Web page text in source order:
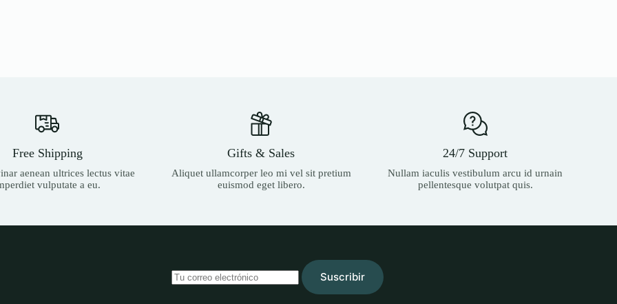
Free Shipping
aenean ultrices lectus vitae
vulputate a eu.
Gifts & Sales
Aliquet ullamcorper leo mi vel sit pretium
euismod eget libero.
24/7 Support
Nullam iaculis vestibulum arcu id urnain
pellentesque volutpat quis.
Suscribir